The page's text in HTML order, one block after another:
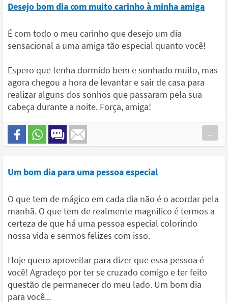
Desejo bom dia com muito carinho à minha amiga
É com todo o meu carinho que desejo um dia
sensacional a uma amiga tão especial quanto você!
Espero que tenha dormido bem e sonhado muito, mas
agora chegou a hora de levantar e sair de casa para
realizar alguns dos sonhos que passaram pela sua
cabeça durante a noite. Força, amiga!
...
Um bom dia para uma pessoa especial
O que tem de mágico em cada dia não é o acordar pela
manhã. O que tem de realmente magnifico é termos a
certeza de que há uma pessoa especial colorindo
nossa vida e sermos felizes com isso.
Hoje quero aproveitar para dizer que essa pessoa é
você! Agradeço por ter se cruzado comigo e ter feito
questão de permanecer do meu lado. Um bom dia
para você...